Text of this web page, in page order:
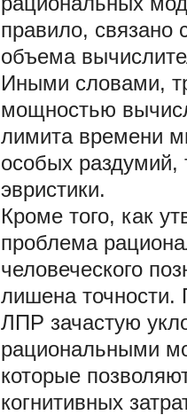
правило, связано
объема
Иными словами,
мощностью
лимита времени
особых раздумий,
эвристики.
Кроме того, как
проблема
человеческого
лишена
ЛПР зачастую
рациональными
которые
когнитивных